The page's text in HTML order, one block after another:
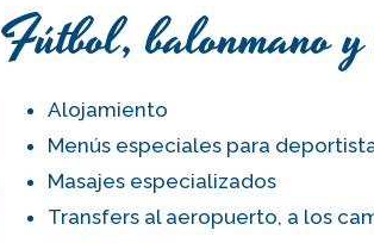
Fútbol, balonmano y
Alojamiento
Menús especiales para
Masajes especializados
Transfers al aeropuerto, a los